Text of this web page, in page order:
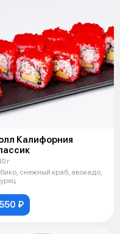
Калифорния
г
снежный краб, авокадо,
550 ₽